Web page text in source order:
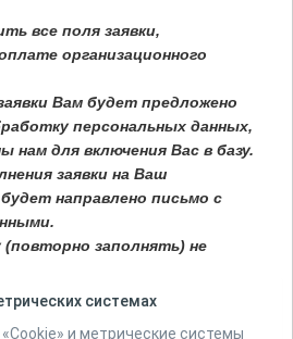
все поля заявки,
организационного
Вам будет предложено
персональных данных,
нам для включения Вас в базу.
заявки на Ваш
направлено письмо с
(повторно заполнять) не
системах
и метрические системы